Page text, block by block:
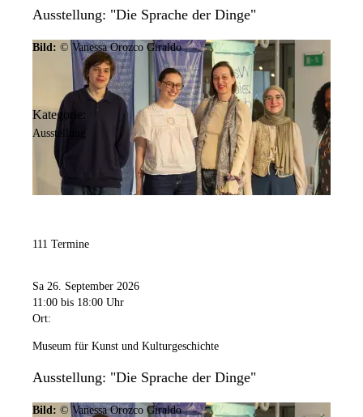
Ausstellung: "Die Sprache der Dinge"
Bild: © Vanessa Orozco Giraldo
Kategorie:
Ausstellung
111 Termine
Sa 26. September 2026
11:00 bis 18:00 Uhr
Ort:
Museum für Kunst und Kulturgeschichte
Ausstellung: "Die Sprache der Dinge"
Bild: © Vanessa Orozco Giraldo